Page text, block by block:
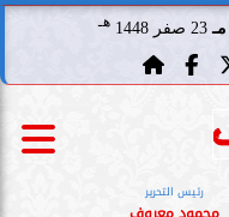
23 صفر 1448 هـ
رئيس التحرير